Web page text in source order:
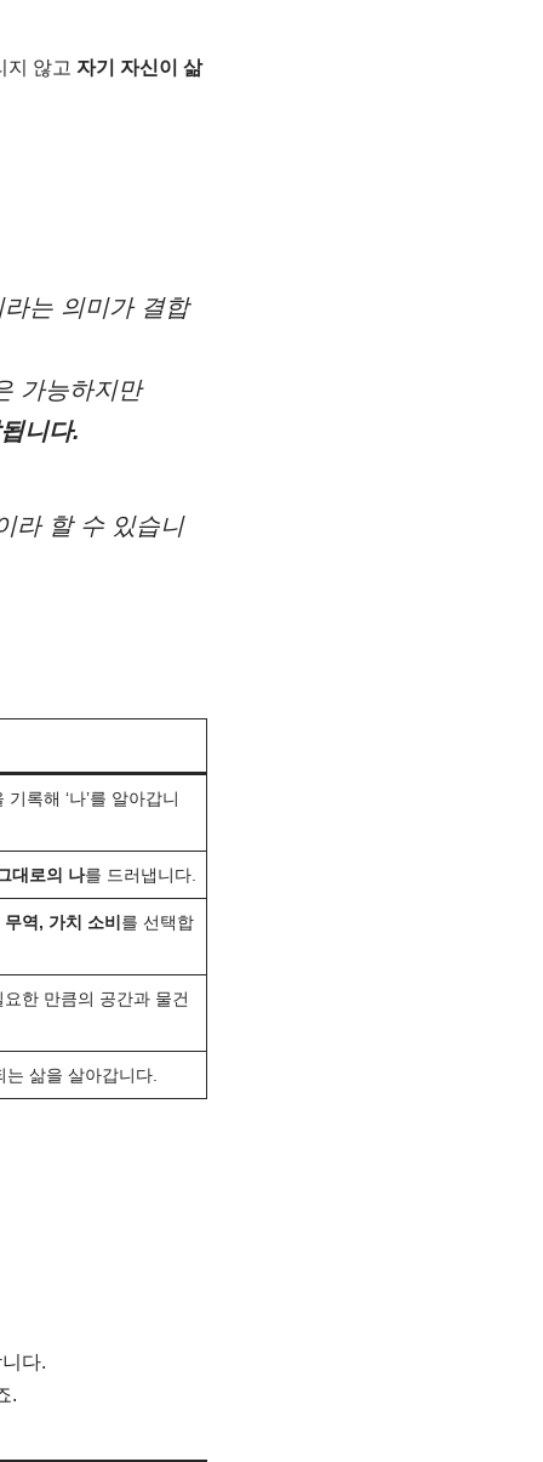
지 않고 자기 자신이 삶
라는 의미가 결합
가능하지만
니다.
라 할 수 있습니
록해 ‘나’를 알아갑니
대로의 나를 드러냅니다.
역, 가치 소비 를 선택합
한 만큼의 공간과 물건
는 삶을 살아갑니다.
다.
.